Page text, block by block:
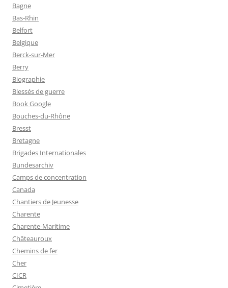
Bagne
Bas-Rhin
Belfort
Belgique
Berck-sur-Mer
Berry
Biographie
Blessés de guerre
Book Google
Bouches-du-Rhône
Bresst
Bretagne
Brigades Internationales
Bundesarchiv
Camps de concentration
Canada
Chantiers de Jeunesse
Charente
Charente-Maritime
Châteauroux
Chemins de fer
Cher
CICR